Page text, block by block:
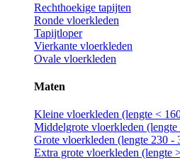
Rechthoekige tapijten
Ronde vloerkleden
Tapijtloper
Vierkante vloerkleden
Ovale vloerkleden
Maten
Kleine vloerkleden (lengte <
Middelgrote vloerkleden
Grote vloerkleden (lengte 230 -
Extra grote vloerkleden (lengte